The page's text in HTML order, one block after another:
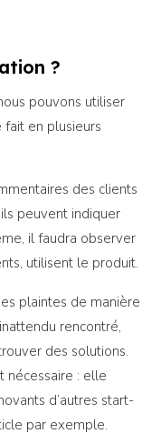
?
pouvons utiliser
fait en plusieurs
des clients
peuvent indiquer
il faudra observer
utilisent le produit.
plaintes de manière
rencontré,
des solutions.
nécessaire : elle
d’autres start-
par exemple.